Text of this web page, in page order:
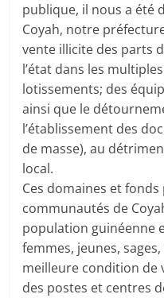
publique, il nous a été
Coyah, notre
vente illicite des parts
l’état dans les
lotissements; des
ainsi que le
l’établissement des
de masse), au
local.
Ces domaines et
communautés de
population guinéenne
femmes, jeunes,
meilleure condition de
des postes et centres